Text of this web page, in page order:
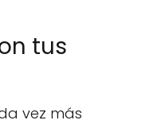
tus
vez más